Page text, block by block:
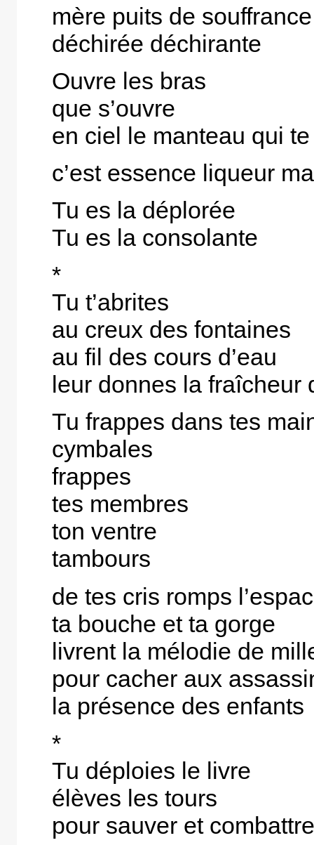
mère puits de souffrance
déchirée déchirante
Ouvre les bras
que s’ouvre
en ciel le manteau qui
c’est essence liqueur
Tu es la déplorée
Tu es la consolante
*
Tu t’abrites
au creux des fontaines
au fil des cours d’eau
leur donnes la fraîcheur
Tu frappes dans tes
cymbales
frappes
tes membres
ton ventre
tambours
de tes cris romps
ta bouche et ta gorge
livrent la mélodie de
pour cacher aux
la présence des enfants
*
Tu déploies le livre
élèves les tours
pour sauver et combattre